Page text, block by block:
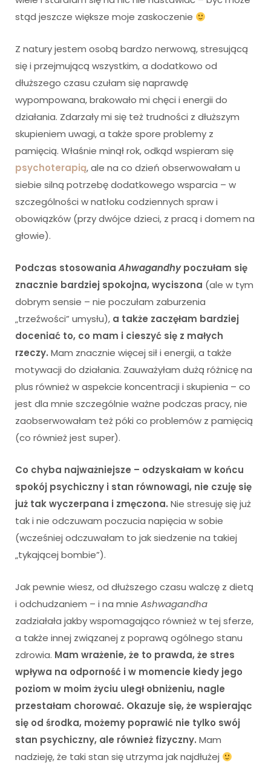
stąd jeszcze większe moje zaskoczenie
Z natury jestem osobą bardzo nerwową, stresującą
się i przejmującą wszystkim, a dodatkowo od
dłuższego czasu czułam się naprawdę
wypompowana, brakowało mi chęci i energii do
działania. Zdarzały mi się też trudności z dłuższym
skupieniem uwagi, a także spore problemy z
pamięcią. Właśnie minął rok, odkąd wspieram się
psychoterapią, ale na co dzień obserwowałam u
siebie silną potrzebę dodatkowego wsparcia – w
szczególności w natłoku codziennych spraw i
obowiązków (przy dwójce dzieci, z pracą i domem na
głowie).
Podczas stosowaniaAhwagandhypoczułam się
znacznie bardziej spokojna, wyciszona (ale w tym
dobrym sensie – nie poczułam zaburzenia
„trzeźwości” umysłu), a także zaczęłam bardziej
doceniać to, co mam i cieszyć się z małych
rzeczy. Mam znacznie więcej sił i energii, a także
motywacji do działania. Zauważyłam dużą różnicę na
plus również w aspekcie koncentracji i skupienia – co
jest dla mnie szczególnie ważne podczas pracy, nie
zaobserwowałam też póki co problemów z pamięcią
(co również jest super).
Co chyba najważniejsze – odzyskałam w końcu
spokój psychiczny i stan równowagi, nie czuję się
już tak wyczerpana i zmęczona. Nie stresuję się już
tak i nie odczuwam poczucia napięcia w sobie
(wcześniej odczuwałam to jak siedzenie na takiej
„tykającej bombie”).
Jak pewnie wiesz, od dłuższego czasu walczę z dietą
i odchudzaniem – i na mnie Ashwagandha
zadziałała jakby wspomagająco również w tej sferze,
a także innej związanej z poprawą ogólnego stanu
zdrowia. Mam wrażenie, że to prawda, że stres
wpływa na odporność i w momencie kiedy jego
poziom w moim życiu uległ obniżeniu, nagle
przestałam chorować. Okazuje się, że wspierając
się od środka, możemy poprawić nie tylko swój
stan psychiczny, ale również fizyczny. Mam
nadzieję, że taki stan się utrzyma jak najdłużej